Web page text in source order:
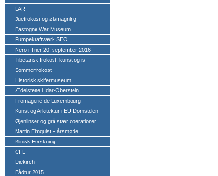
LAR
Juefrokost og ølsmagning
Bastogne War Museum
Pumpekraftværk SEO
Nero i Trier 20. september 2016
Tibetansk frokost, kunst og is
Sommerfrokost
Historisk skifermuseum
Ædelstene i Idar-Oberstein
Fromagerie de Luxembourg
Kunst og Arkitektur i EU-Domstolen
Øjenlinser og grå stær operationer
Martin Elmquist + årsmøde
Klinisk Forskning
CFL
Diekirch
Bådtur 2015